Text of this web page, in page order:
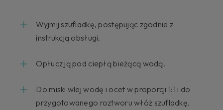
Wyjmij szufladkę, postępując zgodnie z
instrukcją obsługi.
Opłucz ją pod ciepłą bieżącą wodą.
Do miski wlej wodę i ocet w proporcji 1:1 i do
przygotowanego roztworu włóż szufladkę.